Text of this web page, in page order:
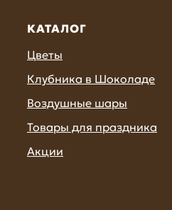
КАТАЛОГ
Цветы
Клубника в Шоколаде
Воздушные шары
Товары для праздника
Акции